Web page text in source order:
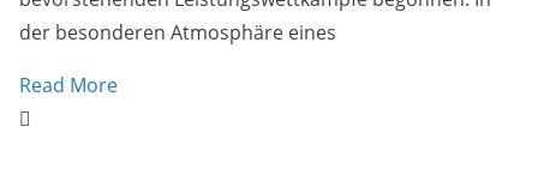
der besonderen Atmosphäre eines
Read More